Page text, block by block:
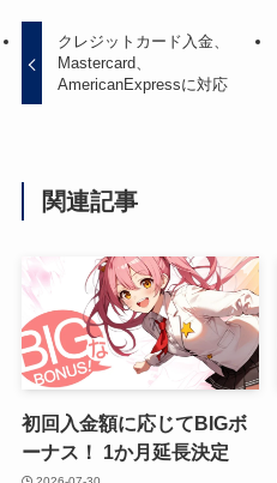
クレジットカード入金、
Mastercard、
AmericanExpressに対応
関連記事
初回入金額に応じてBIGボ
ーナス！ 1か月延長決定